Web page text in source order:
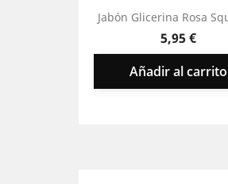
Jabón Glicerina Rosa
Precio
5,95 €
Añadir al carrito